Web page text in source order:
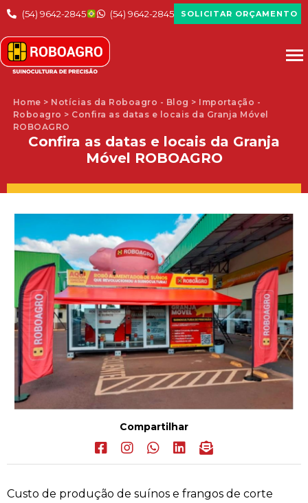
(54) 9642-2845 SOLICITAR ORÇAMENTO
(54) 9642-2845
Home > Notícias da Roboagro - Blog > Importação -
Roboagro > Confira as datas e locais da Granja Móvel
ROBOAGRO
Confira as datas e locais da Granja
Móvel ROBOAGRO
Compartilhar
Custo de produção de suínos e frangos de corte